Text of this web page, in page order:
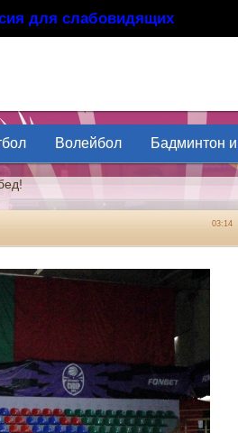
для слабовидящих
Волейбол Бадминтон
03:14